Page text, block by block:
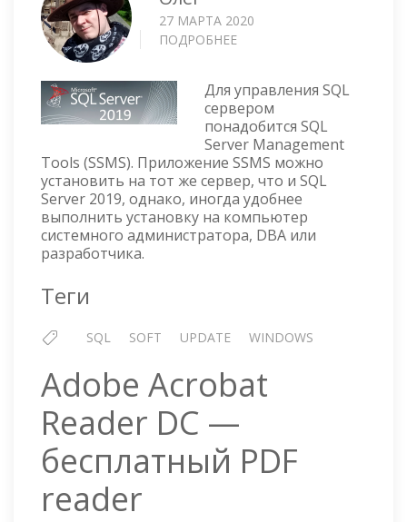
27 МАРТА 2020
ПОДРОБНЕЕ
SERVER
MANAGEMENT
TOOLS
—
SSMS
Для управления SQL
сервером
понадобится SQL
Server Management
Tools (SSMS). Приложение SSMS можно
установить на тот же сервер, что и SQL
Server 2019, однако, иногда удобнее
выполнить установку на компьютер
системного администратора, DBA или
разработчика.
Теги
SQL SOFT UPDATE WINDOWS
Adobe Acrobat
Reader DC —
бесплатный PDF
reader